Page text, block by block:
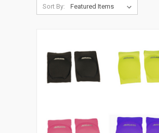
Sort By: